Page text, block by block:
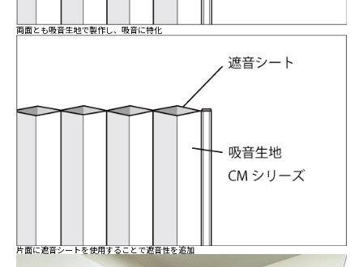
両面とも吸音生地で製作し、吸音に特化
片面に遮音シートを使用することで遮音性を追加